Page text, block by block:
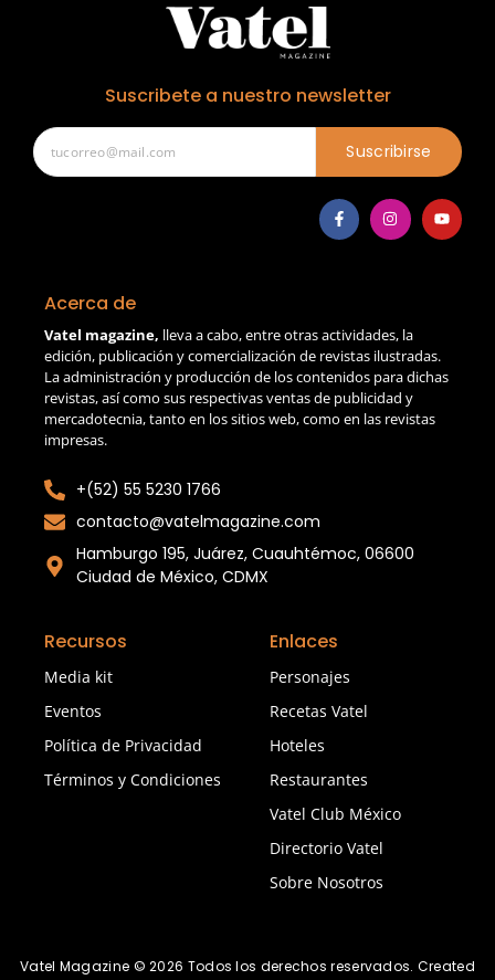
Suscribete a nuestro newsletter
Suscribirse
Acerca de
Vatel magazine, lleva a cabo, entre otras actividades, la
edición, publicación y comercialización de revistas ilustradas.
La administración y producción de los contenidos para dichas
revistas, así como sus respectivas ventas de publicidad y
mercadotecnia, tanto en los sitios web, como en las revistas
impresas.
+(52) 55 5230 1766
contacto@vatelmagazine.com
Hamburgo 195, Juárez, Cuauhtémoc, 06600
Ciudad de México, CDMX
Recursos
Media kit
Eventos
Política de Privacidad
Términos y Condiciones
Enlaces
Personajes
Recetas Vatel
Hoteles
Restaurantes
Vatel Club México
Directorio Vatel
Sobre Nosotros
Vatel Magazine © 2026 Todos los derechos reservados. Created